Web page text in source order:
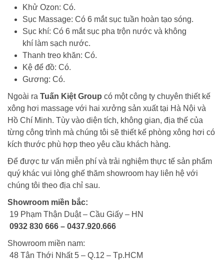
Khử Ozon: Có.
Sục Massage: Có 6 mắt sục tuần hoàn tạo sóng.
Sục khí: Có 6 mắt sục pha trộn nước và không
khí làm sạch nước.
Thanh treo khăn: Có.
Kệ để đồ: Có.
Gương: Có.
Ngoài ra Tuấn Kiệt Group có một công ty chuyên thiết kế
xông hơi massage với hai xưởng sản xuất tại Hà Nội và
Hồ Chí Minh. Tùy vào diện tích, không gian, địa thế của
từng công trình mà chúng tôi sẽ thiết kế phòng xông hơi có
kích thước phù hợp theo yêu cầu khách hàng.
Để được tư vấn miễn phí và trải nghiệm thực tế sản phẩm
quý khác vui lòng ghế thăm showroom hay liên hệ với
chúng tôi theo địa chỉ sau.
Showroom miền bắc:
19 Phạm Thận Duật – Cầu Giấy – HN
0932 830 666 – 0437.920.666
Showroom miền nam:
48 Tân Thới Nhất 5 – Q.12 – Tp.HCM